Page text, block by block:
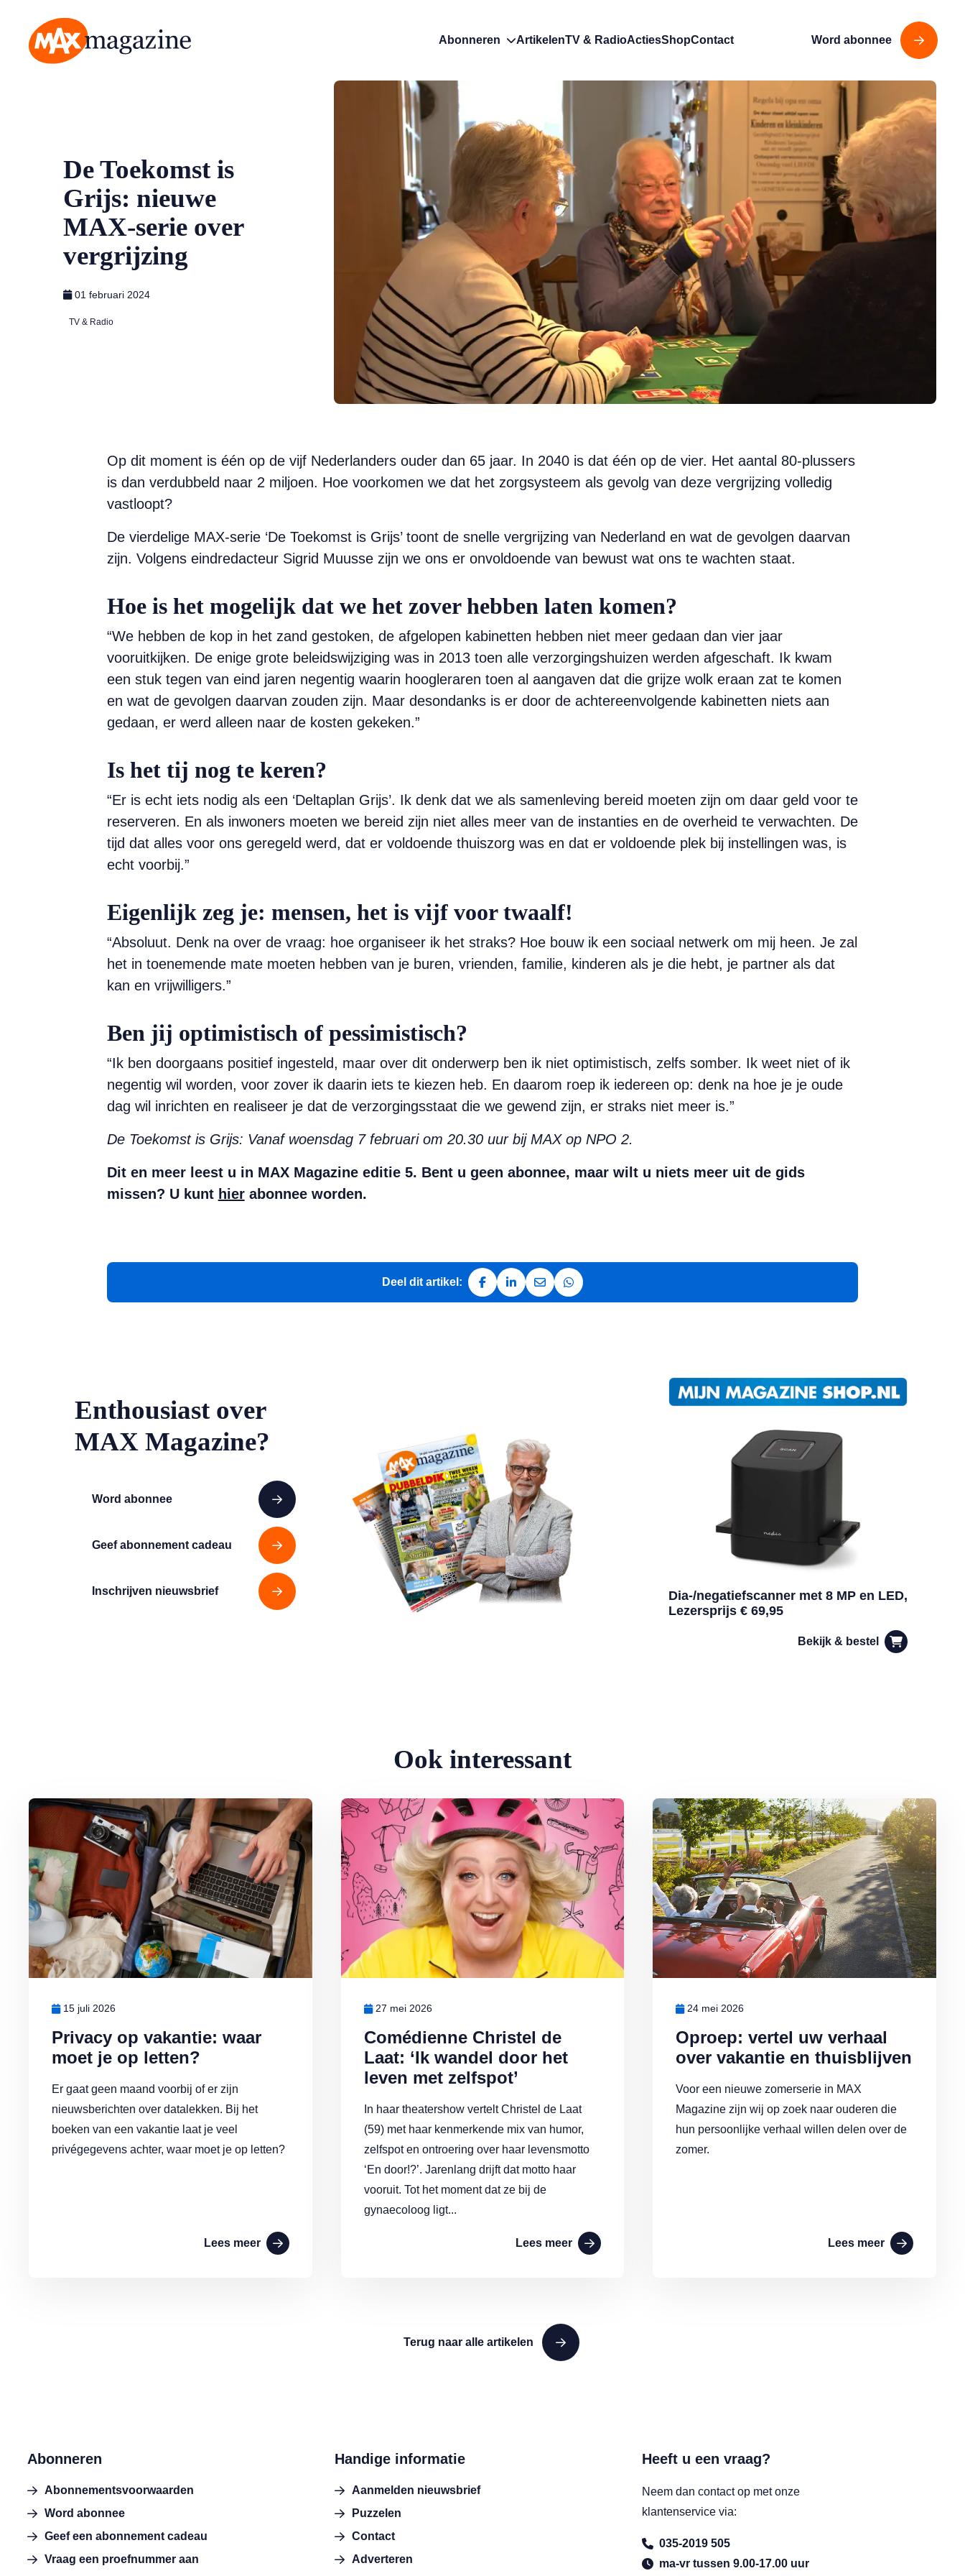
Abonneren ArtikelenTV & RadioActiesShopContact Word abonnee
De Toekomst is
Grijs: nieuwe
MAX-serie over
vergrijzing
01 februari 2024
TV & Radio
Op dit moment is één op de vijf Nederlanders ouder dan 65 jaar. In 2040 is dat één op de vier. Het aantal 80-plussers
is dan verdubbeld naar 2 miljoen. Hoe voorkomen we dat het zorgsysteem als gevolg van deze vergrijzing volledig
vastloopt?
De vierdelige MAX-serie ‘De Toekomst is Grijs’ toont de snelle vergrijzing van Nederland en wat de gevolgen daarvan
zijn. Volgens eindredacteur Sigrid Muusse zijn we ons er onvoldoende van bewust wat ons te wachten staat.
Hoe is het mogelijk dat we het zover hebben laten komen?
“We hebben de kop in het zand gestoken, de afgelopen kabinetten hebben niet meer gedaan dan vier jaar
vooruitkijken. De enige grote beleidswijziging was in 2013 toen alle verzorgingshuizen werden afgeschaft. Ik kwam
een stuk tegen van eind jaren negentig waarin hoogleraren toen al aangaven dat die grijze wolk eraan zat te komen
en wat de gevolgen daarvan zouden zijn. Maar desondanks is er door de achtereenvolgende kabinetten niets aan
gedaan, er werd alleen naar de kosten gekeken.”
Is het tij nog te keren?
“Er is echt iets nodig als een ‘Deltaplan Grijs’. Ik denk dat we als samenleving bereid moeten zijn om daar geld voor te
reserveren. En als inwoners moeten we bereid zijn niet alles meer van de instanties en de overheid te verwachten. De
tijd dat alles voor ons geregeld werd, dat er voldoende thuiszorg was en dat er voldoende plek bij instellingen was, is
echt voorbij.”
Eigenlijk zeg je: mensen, het is vijf voor twaalf!
“Absoluut. Denk na over de vraag: hoe organiseer ik het straks? Hoe bouw ik een sociaal netwerk om mij heen. Je zal
het in toenemende mate moeten hebben van je buren, vrienden, familie, kinderen als je die hebt, je partner als dat
kan en vrijwilligers.”
Ben jij optimistisch of pessimistisch?
“Ik ben doorgaans positief ingesteld, maar over dit onderwerp ben ik niet optimistisch, zelfs somber. Ik weet niet of ik
negentig wil worden, voor zover ik daarin iets te kiezen heb. En daarom roep ik iedereen op: denk na hoe je je oude
dag wil inrichten en realiseer je dat de verzorgingsstaat die we gewend zijn, er straks niet meer is.”
De Toekomst is Grijs: Vanaf woensdag 7 februari om 20.30 uur bij MAX op NPO 2.
Dit en meer leest u in MAX Magazine editie 5. Bent u geen abonnee, maar wilt u niets meer uit de gids
missen? U kunt hierabonnee worden.
Deel dit artikel:
Deel op Facebook
Deel op LinkedIn
Deel via e-mail
Deel via WhatsApp
Enthousiast over
MAX Magazine?
Word abonnee
Geef abonnement cadeau
Inschrijven nieuwsbrief
Dia-/negatiefscanner met 8 MP en LED,
Lezersprijs € 69,95
Bekijk & bestel
Ook interessant
Privacy op vakantie: waar
moet je op letten?
15 juli 2026
Er gaat geen maand voorbij of er zijn
nieuwsberichten over datalekken. Bij het
boeken van een vakantie laat je veel
privégegevens achter, waar moet je op letten?
Lees meer
Lees meer over Privacy op vakantie: waar moet je op letten?
Comédienne Christel de
Laat: ‘Ik wandel door het
leven met zelfspot’
27 mei 2026
In haar theatershow vertelt Christel de Laat
(59) met haar kenmerkende mix van humor,
zelfspot en ontroering over haar levensmotto
‘En door!?’. Jarenlang drijft dat motto haar
vooruit. Tot het moment dat ze bij de
gynaecoloog ligt...
Lees meer
Lees meer over Comédienne Christel de Laat: ‘Ik wandel door het leven met zelfspot’
Oproep: vertel uw verhaal
over vakantie en thuisblijven
24 mei 2026
Voor een nieuwe zomerserie in MAX
Magazine zijn wij op zoek naar ouderen die
hun persoonlijke verhaal willen delen over de
zomer.
Lees meer
Lees meer over Oproep: vertel uw verhaal over vakantie en
Terug naar alle artikelen
Abonneren
Abonnementsvoorwaarden
Word abonnee
Geef een abonnement cadeau
Vraag een proefnummer aan
Handige informatie
Aanmelden nieuwsbrief
Puzzelen
Contact
Adverteren
Heeft u een vraag?
Neem dan contact op met onze
klantenservice via:
035-2019 505
ma-vr tussen 9.00-17.00 uur